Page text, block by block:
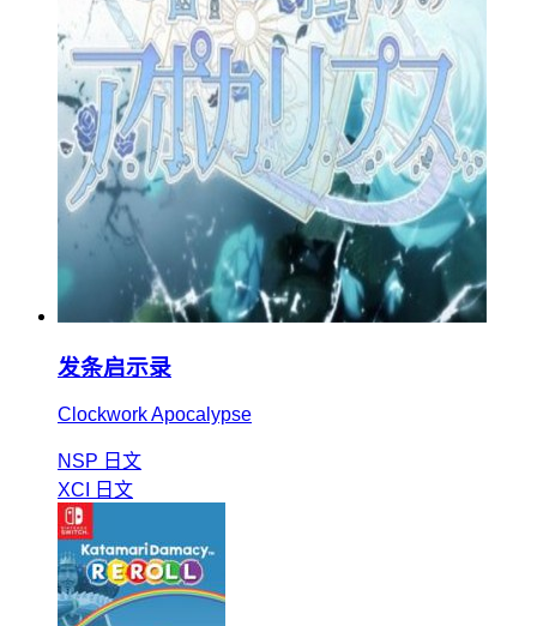
发条启示录
Clockwork Apocalypse
NSP 日文
XCI
日文